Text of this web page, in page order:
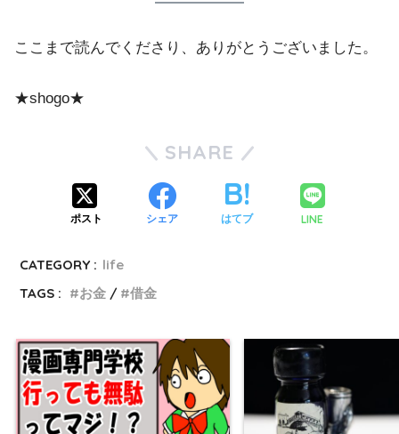
ここまで読んでくださり、ありがとうございました。
★shogo★
SHARE
ポスト シェア はてブ LINE
CATEGORY : life
TAGS :
お金 借金